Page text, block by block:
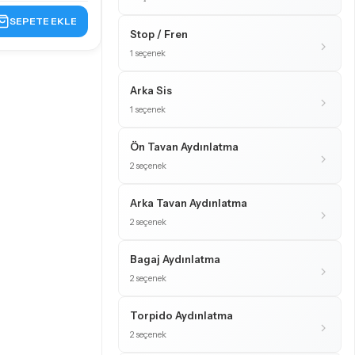
SEPETE EKLE
Stop / Fren
1 seçenek
Arka Sis
1 seçenek
Ön Tavan Aydınlatma
2 seçenek
Arka Tavan Aydınlatma
2 seçenek
Bagaj Aydınlatma
2 seçenek
Torpido Aydınlatma
2 seçenek